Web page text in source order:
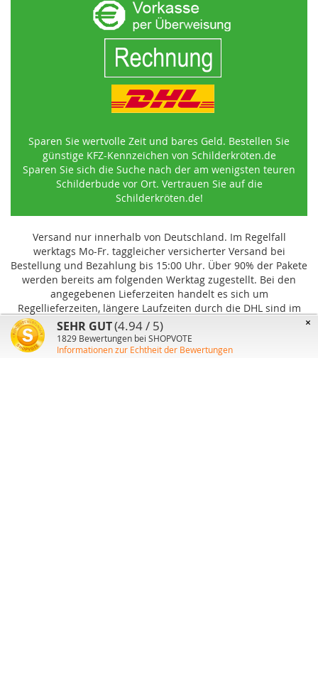
Sparen Sie wertvolle Zeit und bares Geld. Bestellen Sie
günstige KFZ-Kennzeichen von Schilderkröten.de
Sparen Sie sich die Suche nach der am wenigsten teuren
Schilderbude vor Ort. Vertrauen Sie auf die
Schilderkröten.de!
Versand nur innerhalb von Deutschland. Im Regelfall
werktags Mo-Fr. taggleicher versicherter Versand bei
Bestellung und Bezahlung bis 15:00 Uhr. Über 90% der Pakete
werden bereits am folgenden Werktag zugestellt. Bei den
angegebenen Lieferzeiten handelt es sich um
Regellieferzeiten, längere Laufzeiten durch die DHL sind im
Einzelfall möglich und können von uns nicht beeinflusst
werden.
×
SEHR GUT(4.94 / 5)
1829 Bewertungen bei SHOPVOTE
Informationen zur Echtheit der Bewertungen